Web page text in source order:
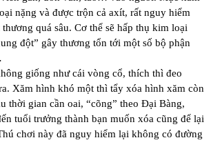
nặng và được trộn cả axít, rất nguy hiểm
quá sâu. Cơ thể sẽ hấp thụ kim loại
đột” gây thương tổn tới một số bộ phận
giống như cái vòng cổ, thích thì đeo
Xăm hình khó một thì tẩy xóa hình xăm còn
thời gian cần oai, “cõng” theo Đại Bàng,
tuổi trưởng thành bạn muốn xóa cũng để lại
chơi này đã nguy hiểm lại không có đường